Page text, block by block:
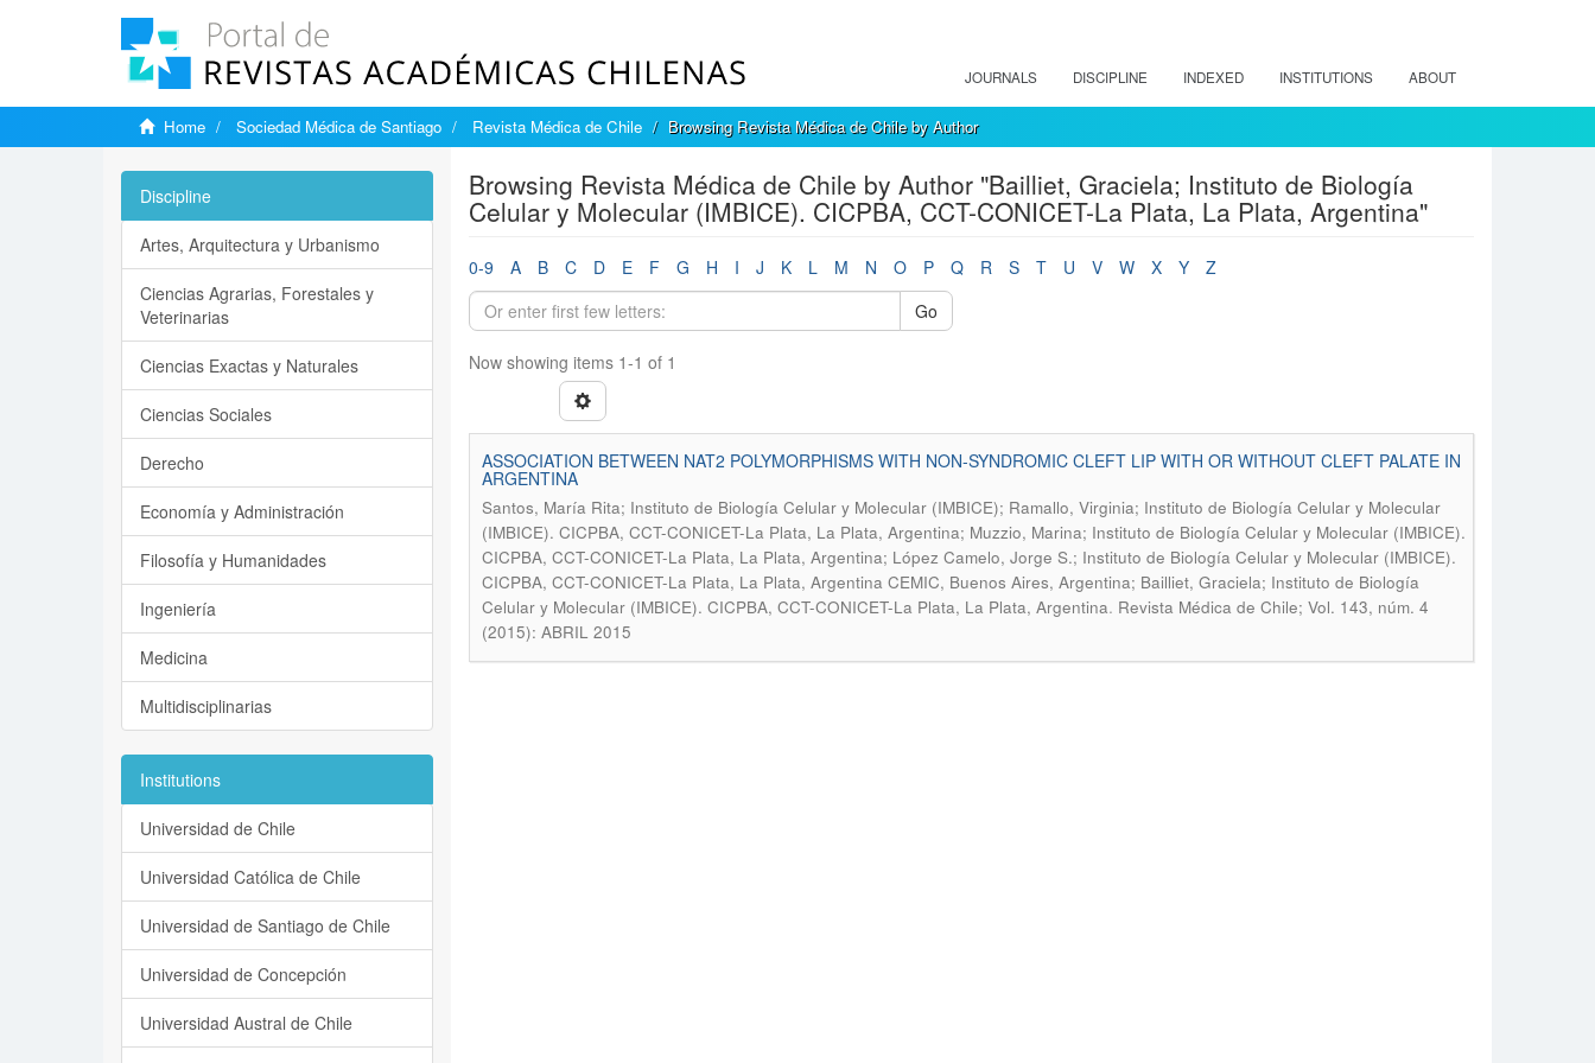
JOURNALS DISCIPLINE INDEXED INSTITUTIONS ABOUT
Home Sociedad Médica de Santiago Revista Médica de Chile Browsing Revista Médica de Chile by Author
Browsing Revista Médica de Chile by Author "Bailliet, Graciela; Instituto de Biología
Celular y Molecular (IMBICE). CICPBA, CCT-CONICET-La Plata, La Plata, Argentina"
0-9 A B C D E F G H I J K L M N O P Q R S T U V W X Y
Z
Go
Now showing items 1-1 of 1
ASSOCIATION BETWEEN NAT2 POLYMORPHISMS WITH NON-SYNDROMIC CLEFT LIP WITH OR WITHOUT CLEFT PALATE IN
ARGENTINA
Santos, María Rita; Instituto de Biología Celular y Molecular (IMBICE); Ramallo, Virginia; Instituto de Biología Celular y Molecular
(IMBICE). CICPBA, CCT-CONICET-La Plata, La Plata, Argentina; Muzzio, Marina; Instituto de Biología Celular y Molecular (IMBICE).
CICPBA, CCT-CONICET-La Plata, La Plata, Argentina; López Camelo, Jorge S.; Instituto de Biología Celular y Molecular (IMBICE).
CICPBA, CCT-CONICET-La Plata, La Plata, Argentina CEMIC, Buenos Aires, Argentina; Bailliet, Graciela; Instituto de Biología
Celular y Molecular (IMBICE). CICPBA, CCT-CONICET-La Plata, La Plata, Argentina. Revista Médica de Chile; Vol. 143, núm. 4
(2015): ABRIL 2015
Discipline
Artes, Arquitectura y Urbanismo
Ciencias Agrarias, Forestales y
Veterinarias
Ciencias Exactas y Naturales
Ciencias Sociales
Derecho
Economía y Administración
Filosofía y Humanidades
Ingeniería
Medicina
Multidisciplinarias
Institutions
Universidad de Chile
Universidad Católica de Chile
Universidad de Santiago de Chile
Universidad de Concepción
Universidad Austral de Chile